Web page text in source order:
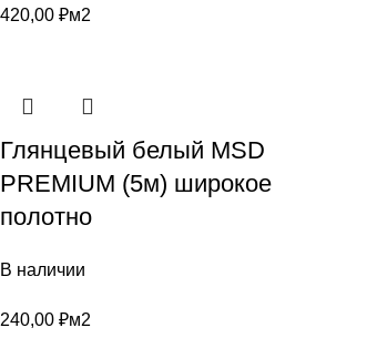
420,00 ₽м2
Глянцевый белый MSD
PREMIUM (5м) широкое
полотно
В наличии
240,00 ₽м2